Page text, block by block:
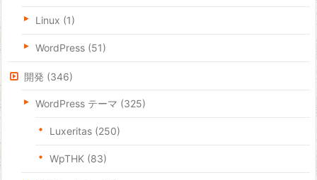
Linux (1)
WordPress (51)
開発 (346)
WordPress テーマ (325)
Luxeritas (250)
WpTHK (83)